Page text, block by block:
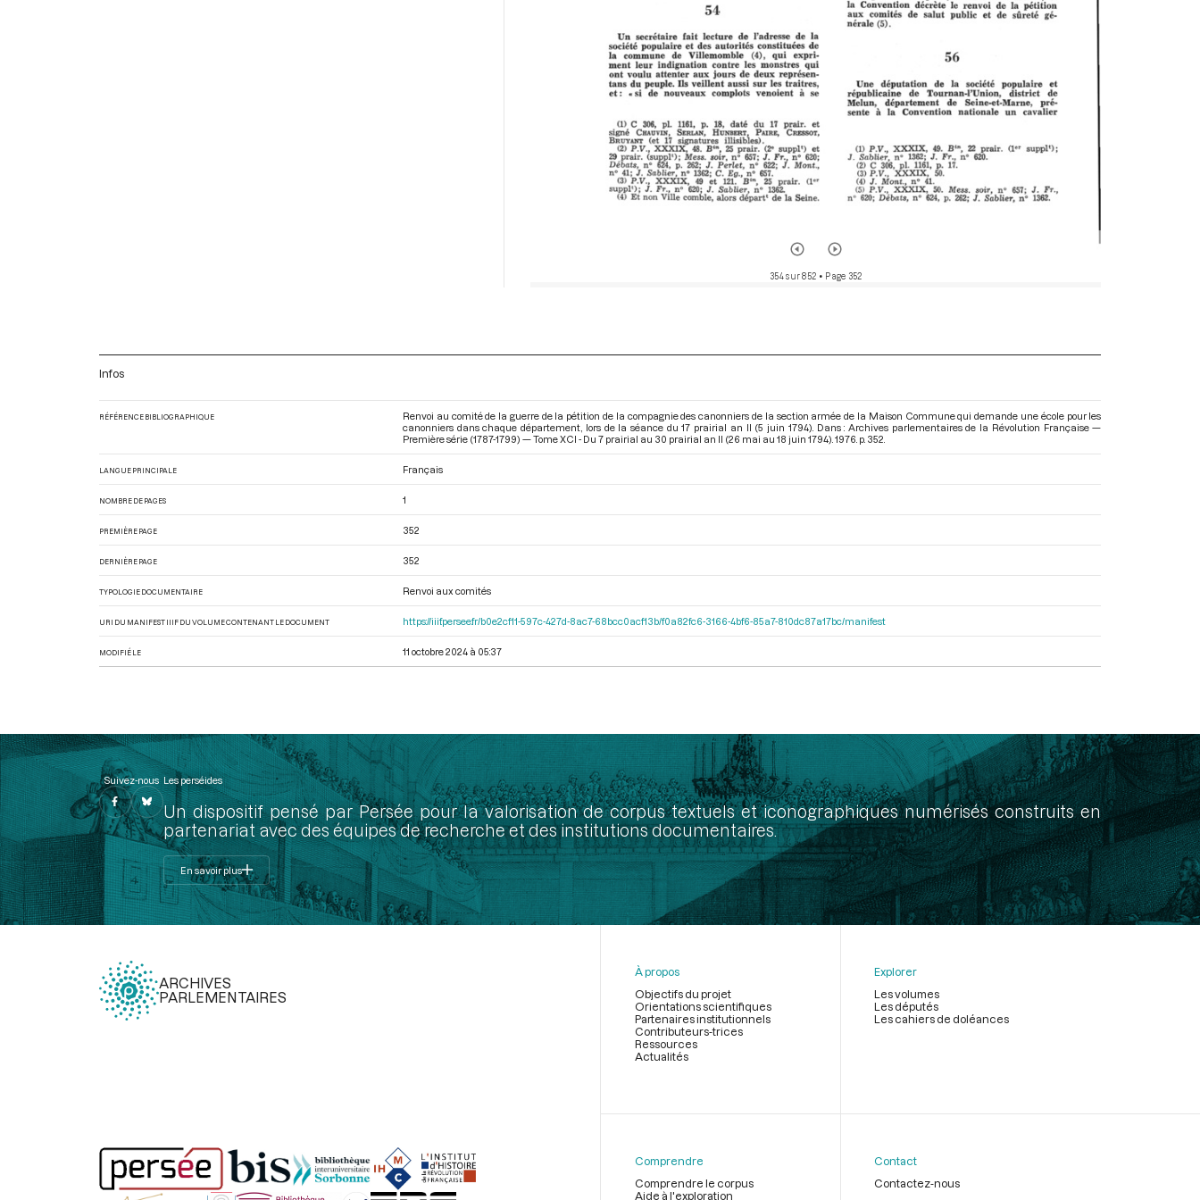
354 sur 852 • Page 352
Infos
RÉFÉRENCE BIBLIOGRAPHIQUE
Renvoi au comité de la guerre de la pétition de la compagnie des canonniers de la section armée de la Maison Commune qui demande une école pour les
canonniers dans chaque département, lors de la séance du 17 prairial an II (5 juin 1794). Dans : Archives parlementaires de la Révolution Française —
Première série (1787-1799) — Tome XCI - Du 7 prairial au 30 prairial an II (26 mai au 18 juin 1794) . 1976. p. 352.
LANGUE PRINCIPALE Français
NOMBRE DE PAGES 1
PREMIÈRE PAGE 352
DERNIÈRE PAGE 352
TYPOLOGIE DOCUMENTAIRE Renvoi aux comités
URI DU MANIFEST IIIF DU VOLUME CONTENANT LE DOCUMENT https://iiif.persee.fr/b0e2cf11-597c-427d-8ac7-68bcc0acf13b/f0a82fc6-3166-4bf6-85a7-810dc87a17bc/manifest
MODIFIÉ LE 11 octobre 2024 à 05:37
Suivez-nous Les perséides
Un dispositif pensé par Persée pour la valorisation de corpus textuels et iconographiques numérisés construits en
partenariat avec des équipes de recherche et des institutions documentaires.
En savoir plus
ARCHIVES
PARLEMENTAIRES
page
À propos
Objectifs du projet
Orientations scientifiques
Partenaires institutionnels
Contributeurs-trices
Ressources
Actualités
Explorer
Les volumes
Les députés
Les cahiers de doléances
Comprendre
Comprendre le corpus
Aide à l'exploration
Contact
Contactez-nous